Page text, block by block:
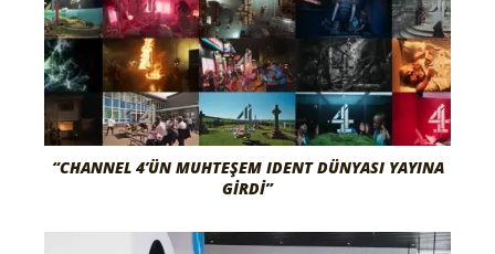
“CHANNEL 4’ÜN MUHTEŞEM IDENT DÜNYASI YAYINA
GIRDI”